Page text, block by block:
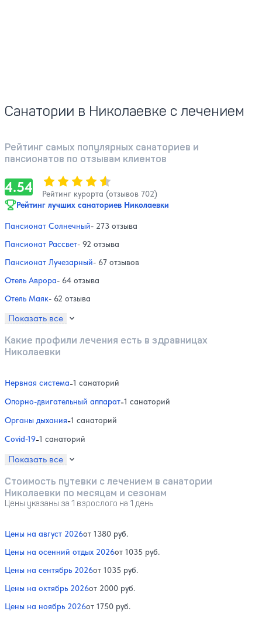
Санатории в Николаевке с лечением
Рейтинг самых популярных санаториев и
пансионатов по отзывам клиентов
4.54 Оценка, количество звезд:
Рейтинг курорта (отзывов 702)
Рейтинг лучших санаториев Николаевки
Пансионат Солнечный- 273 отзыва
Пансионат Рассвет- 92 отзыва
Пансионат Лучезарный- 67 отзывов
Отель Аврора- 64 отзыва
Отель Маяк- 62 отзыва
Показать все
Какие профили лечения есть в здравницах
Николаевки
Нервная система-1 санаторий
Опорно-двигательный аппарат-1 санаторий
Органы дыхания-1 санаторий
Covid-19-1 санаторий
Показать все
Стоимость путевки с лечением в санатории
Николаевки по месяцам и сезонам
Цены указаны за 1 взрослого на 1 день
Цены на август 2026от 1380 руб.
Цены на осенний отдых 2026от 1035 руб.
Цены на сентябрь 2026от 1035 руб.
Цены на октябрь 2026от 2000 руб.
Цены на ноябрь 2026от 1750 руб.